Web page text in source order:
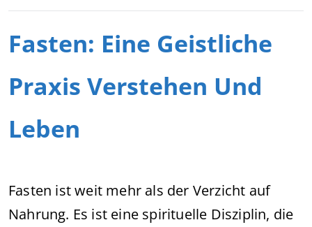
Fasten: Eine Geistliche
Praxis Verstehen Und
Leben
Fasten ist weit mehr als der Verzicht auf
Nahrung. Es ist eine spirituelle Disziplin, die